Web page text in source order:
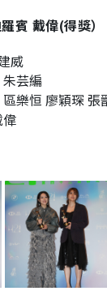
賓 戴偉(得獎）
威
朱芸編
區樂恒 廖穎琛 張
偉